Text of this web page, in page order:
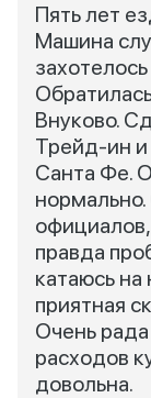
Пять лет
Машина
Внуково.
Трейд-ин
Санта Фе.
правда
катаюсь
приятная
Очень
расходов
довольна.